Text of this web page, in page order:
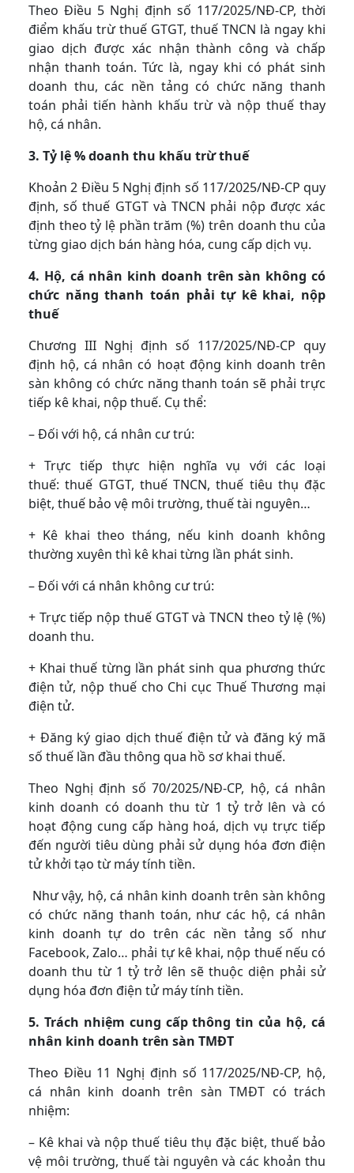
Theo Điều 5 Nghị định số 117/2025/NĐ-CP, thời
điểm khấu trừ thuế GTGT, thuế TNCN là ngay khi
giao dịch được xác nhận thành công và chấp
nhận thanh toán. Tức là, ngay khi có phát sinh
doanh thu, các nền tảng có chức năng thanh
toán phải tiến hành khấu trừ và nộp thuế thay
hộ, cá nhân.
3. Tỷ lệ % doanh thu khấu trừ thuế
Khoản 2 Điều 5 Nghị định số 117/2025/NĐ-CP quy
định, số thuế GTGT và TNCN phải nộp được xác
định theo tỷ lệ phần trăm (%) trên doanh thu của
từng giao dịch bán hàng hóa, cung cấp dịch vụ.
4. Hộ, cá nhân kinh doanh trên sàn không có
chức năng thanh toán phải tự kê khai, nộp
thuế
Chương III Nghị định số 117/2025/NĐ-CP quy
định hộ, cá nhân có hoạt động kinh doanh trên
sàn không có chức năng thanh toán sẽ phải trực
tiếp kê khai, nộp thuế. Cụ thể:
– Đối với hộ, cá nhân cư trú:
+ Trực tiếp thực hiện nghĩa vụ với các loại
thuế: thuế GTGT, thuế TNCN, thuế tiêu thụ đặc
biệt, thuế bảo vệ môi trường, thuế tài nguyên…
+ Kê khai theo tháng, nếu kinh doanh không
thường xuyên thì kê khai từng lần phát sinh.
– Đối với cá nhân không cư trú:
+ Trực tiếp nộp thuế GTGT và TNCN theo tỷ lệ (%)
doanh thu.
+ Khai thuế từng lần phát sinh qua phương thức
điện tử, nộp thuế cho Chi cục Thuế Thương mại
điện tử.
+ Đăng ký giao dịch thuế điện tử và đăng ký mã
số thuế lần đầu thông qua hồ sơ khai thuế.
Theo Nghị định số 70/2025/NĐ-CP, hộ, cá nhân
kinh doanh có doanh thu từ 1 tỷ trở lên và có
hoạt động cung cấp hàng hoá, dịch vụ trực tiếp
đến người tiêu dùng phải sử dụng hóa đơn điện
tử khởi tạo từ máy tính tiền.
Như vậy, hộ, cá nhân kinh doanh trên sàn không
có chức năng thanh toán, như các hộ, cá nhân
kinh doanh tự do trên các nền tảng số như
Facebook, Zalo… phải tự kê khai, nộp thuế nếu có
doanh thu từ 1 tỷ trở lên sẽ thuộc diện phải sử
dụng hóa đơn điện tử máy tính tiền.
5. Trách nhiệm cung cấp thông tin của hộ, cá
nhân kinh doanh trên sàn TMĐT
Theo Điều 11 Nghị định số 117/2025/NĐ-CP, hộ,
cá nhân kinh doanh trên sàn TMĐT có trách
nhiệm:
– Kê khai và nộp thuế tiêu thụ đặc biệt, thuế bảo
vệ môi trường, thuế tài nguyên và các khoản thu